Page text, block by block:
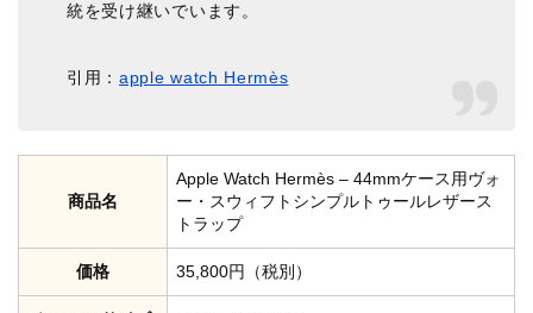
統を受け継いでいます。
引用：apple watch Hermès
商品名
Apple Watch Hermès – 44mmケース用ヴォ
ー・スウィフトシンプルトゥールレザース
トラップ
価格 35,800円（税別）